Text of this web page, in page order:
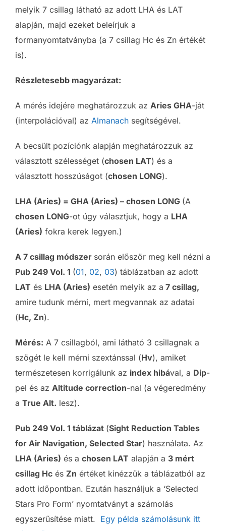
melyik 7 csillag látható az adott LHA és LAT
alapján, majd ezeket beleírjuk a
formanyomtatványba (a 7 csillag Hc és Zn értékét
is).
Részletesebb magyarázat:
A mérés idejére meghatározzuk az Aries GHA-ját
(interpolációval) az Almanach segítségével.
A becsült pozíciónk alapján meghatározzuk az
választott szélességet (chosen LAT) és a
választott hosszúságot (chosen LONG).
LHA (Aries) = GHA (Aries) – chosen LONG (A
chosen LONG-ot úgy választjuk, hogy a LHA
(Aries) fokra kerek legyen.)
A 7 csillag módszer során először meg kell nézni a
Pub 249 Vol. 1 (01, 02, 03) táblázatban az adott
LAT és LHA (Aries) esetén melyik az a 7 csillag,
amire tudunk mérni, mert megvannak az adatai
(Hc, Zn).
Mérés: A 7 csillagból, ami látható 3 csillagnak a
szögét le kell mérni szextánssal (Hv), amiket
természetesen korrigálunk az index hibával, a Dip-
pel és az Altitude correction-nal (a végeredmény
a True Alt. lesz).
Pub 249 Vol. 1 táblázat (Sight Reduction Tables
for Air Navigation, Selected Star) használata. Az
LHA (Aries) és a chosen LAT alapján a 3 mért
csillag Hc és Zn értéket kinézzük a táblázatból az
adott időpontban. Ezután használjuk a ‘Selected
Stars Pro Form’ nyomtatványt a számolás
egyszerűsítése miatt. Egy példa számolásunk itt